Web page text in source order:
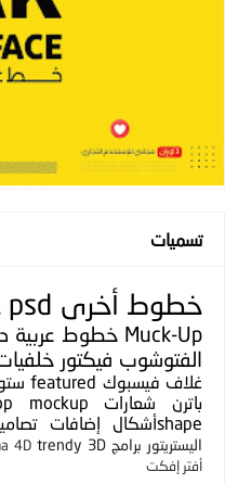
تسميات
خطوط أخرى psd
Muck-Up خطوط عربية
الفتوشوب فيكتور
غلاف فيسبوك featured
باترن
شعارات mockup
shapeأشكال
إضافات
اليستريتور برامج 3D
trendy
4D
أفتر إفكت